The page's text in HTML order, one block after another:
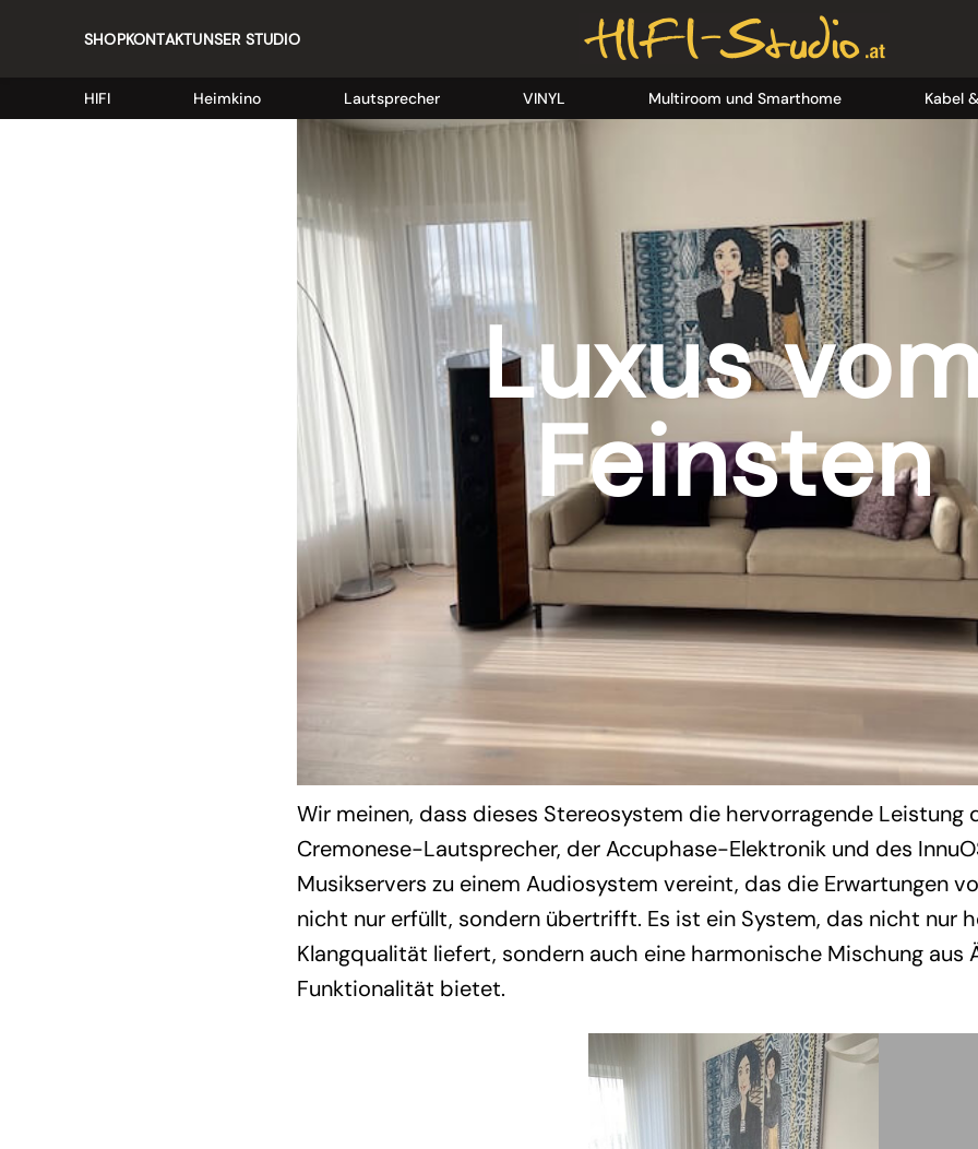
SHOPKONTAKTUNSER STUDIO
HIFI Heimkino Lautsprecher VINYL Multiroom und Smarthome Kabel
Luxus
Feinsten
Wir meinen, dass dieses Stereosystem die hervorragende Leistung
Cremonese-Lautsprecher, derAccuphase-Elektronik und des
Musikservers zu einem Audiosystem vereint, das die Erwartungen
nicht nur erfüllt, sondern übertrifft. Es ist ein System, das nicht nur
Klangqualität liefert, sondern auch eine harmonische Mischung aus
Funktionalität bietet.